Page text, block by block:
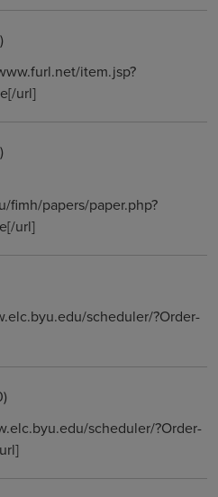
item.jsp?
url]
fimh/papers/paper.php?
url]
scheduler/?Order-
scheduler/?Order-